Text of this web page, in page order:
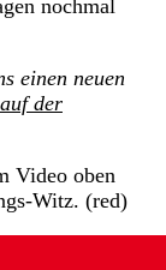
nochmal
einen neuen
der
Video oben
Witz. (red)